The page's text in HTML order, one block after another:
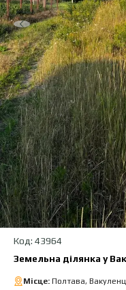
Код: 43964
Земельна ділянка у
Місце: Полтава,